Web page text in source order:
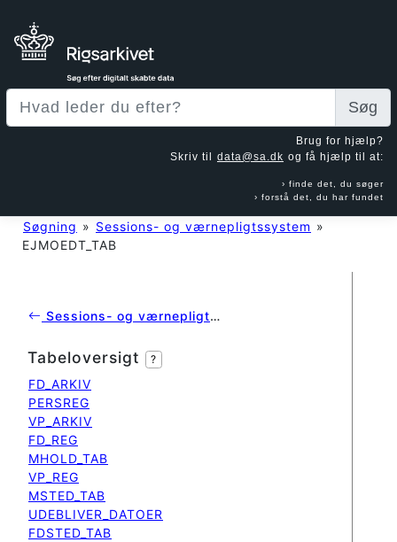
Søg
Brug for hjælp?
Skriv til data@sa.dk og få hjælp til at:
finde det, du søger
forstå det, du har fundet
Søgning » Sessions- og værnepligtssystem »
EJMOEDT_TAB
Sessions- og værnepligtssystem
Tabeloversigt ?
FD_ARKIV
PERSREG
VP_ARKIV
FD_REG
MHOLD_TAB
VP_REG
MSTED_TAB
UDEBLIVER_DATOER
FDSTED_TAB